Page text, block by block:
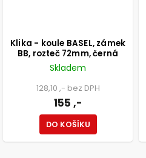
Klika - koule BASEL, zámek
BB, rozteč 72mm, černá
Skladem
128,10 ,- bez DPH
155 ,-
DO KOŠÍKU